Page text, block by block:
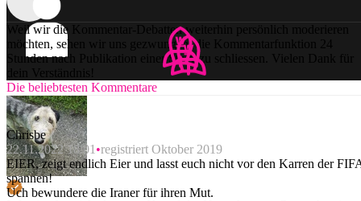
Weil wir die Kommentar-Debatten weiterhin persönlich moderieren
möchten, sehen wir uns gezwungen, die Kommentarfunktion 24
Stunden nach Publikation einer Story zu schliessen. Vielen Dank für
dein Verständnis!
Die beliebtesten Kommentare
Chrisbe
22.11.2022 18:01 registriert Oktober 2019
EIER, zeigt endlich Eier und lasst euch nicht vor den Karren der
spannen!
Uch bewundere die Iraner für ihren Mut.